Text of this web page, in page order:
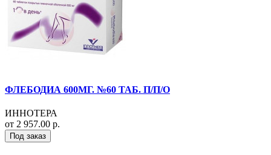
ФЛЕБОДИА 600МГ. №60 ТАБ. П/П/О
ИННОТЕРА
от 2 957.00 р.
Под заказ